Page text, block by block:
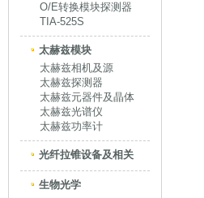
O/E转换模块探测器
TIA-525S
太赫兹模块
太赫兹相机及源
太赫兹探测器
太赫兹元器件及晶体
太赫兹光谱仪
太赫兹功率计
光纤拉锥设备及相关
生物光学